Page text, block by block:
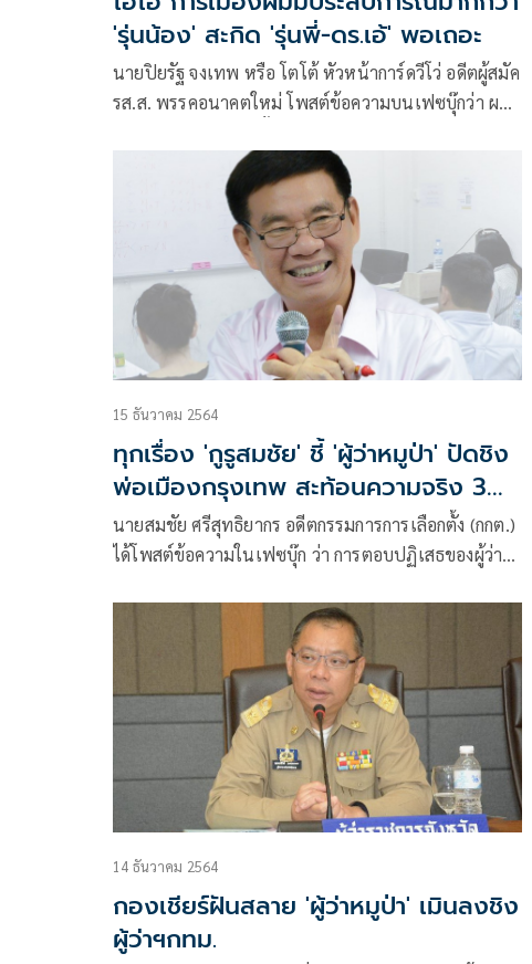
'รุ่นน้อง' สะกิด 'รุ่นพี่-ดร.เอ้' พอเถอะ
นายปิยรัฐ จงเทพ หรือ โตโต้ หัวหน้าการ์ดวีโว่ อดีตผู้สมัค
รส.ส. พรรคอนาคตใหม่ โพสต์ข้อความบนเฟซบุ๊กว่า ผม
15 ธันวาคม 2564
ทุกเรื่อง 'กูรูสมชัย' ชี้ 'ผู้ว่าหมูป่า' ปัดชิง
พ่อเมืองกรุงเทพ สะท้อนความจริง 3
อย่าง
นายสมชัย ศรีสุทธิยากร อดีตกรรมการการเลือกตั้ง (กกต.)
ได้โพสต์ข้อความในเฟซบุ๊ก ว่า การตอบปฏิเสธของผู้ว่า
14 ธันวาคม 2564
กองเชียร์ฝันสลาย 'ผู้ว่าหมูป่า' เมินลงชิง
ผู้ว่าฯกทม.